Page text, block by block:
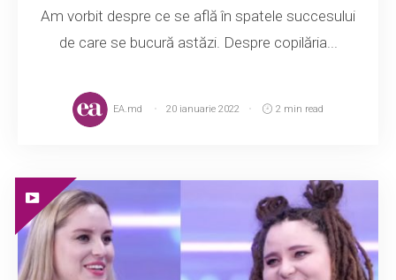
Am vorbit despre ce se află în spatele succesului
de care se bucură astăzi. Despre copilăria...
EA.md 20 ianuarie 2022 2 min read